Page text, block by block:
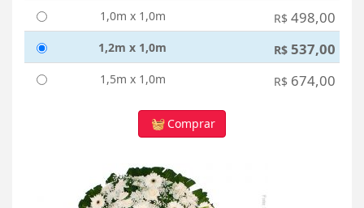
1,0m x 1,0m
R$ 498,00
1,2m x 1,0m R$ 537,00
1,5m x 1,0m R$ 674,00
Comprar